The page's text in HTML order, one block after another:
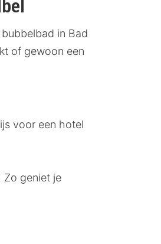
in Bad
of gewoon een
voor een hotel
Zo geniet je